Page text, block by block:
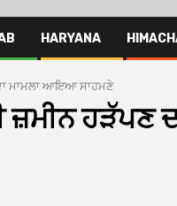
HARYANA
ਦਾ ਮਾਮਲਾ ਆਇਆ ਸਾਹਮਣੇ
ਜ਼ਮੀਨ